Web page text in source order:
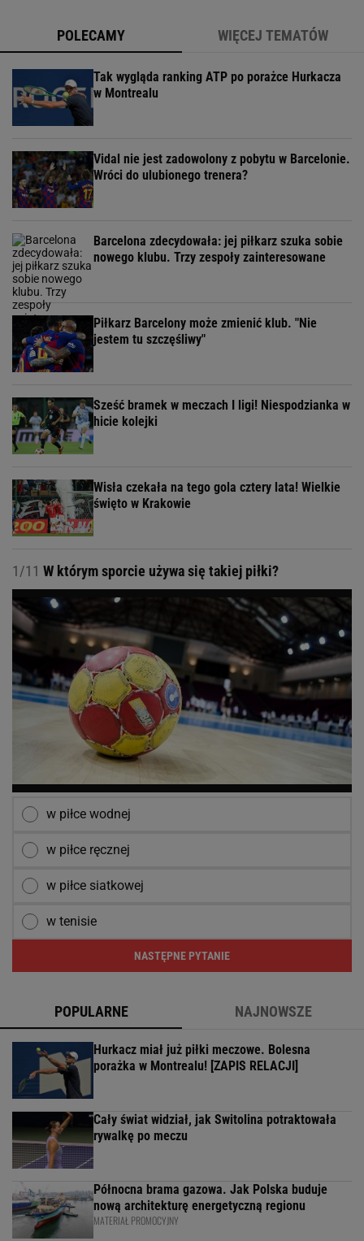
POLECAMY WIĘCEJ TEMATÓW
Tak wygląda ranking ATP po porażce Hurkacza
w Montrealu
Vidal nie jest zadowolony z pobytu w Barcelonie.
Wróci do ulubionego trenera?
Barcelona zdecydowała: jej piłkarz szuka sobie
nowego klubu. Trzy zespoły zainteresowane
Piłkarz Barcelony może zmienić klub. "Nie
jestem tu szczęśliwy"
Sześć bramek w meczach I ligi! Niespodzianka w
hicie kolejki
Wisła czekała na tego gola cztery lata! Wielkie
święto w Krakowie
1/11 W którym sporcie używa się takiej piłki?
w piłce wodnej
w piłce ręcznej
w piłce siatkowej
w tenisie
NASTĘPNE PYTANIE
POPULARNE NAJNOWSZE
Hurkacz miał już piłki meczowe. Bolesna
porażka w Montrealu! [ZAPIS RELACJI]
Cały świat widział, jak Switolina potraktowała
rywalkę po meczu
Północna brama gazowa. Jak Polska buduje
nową architekturę energetyczną regionu
MATERIAŁ PROMOCYJNY